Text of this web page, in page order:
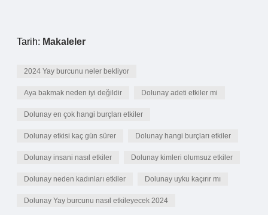
Tarih: Makaleler
2024 Yay burcunu neler bekliyor
Aya bakmak neden iyi değildir Dolunay adeti etkiler mi
Dolunay en çok hangi burçları etkiler
Dolunay etkisi kaç gün sürer Dolunay hangi burçları etkiler
Dolunay insani nasıl etkiler Dolunay kimleri olumsuz etkiler
Dolunay neden kadınları etkiler Dolunay uyku kaçırır mı
Dolunay Yay burcunu nasıl etkileyecek 2024